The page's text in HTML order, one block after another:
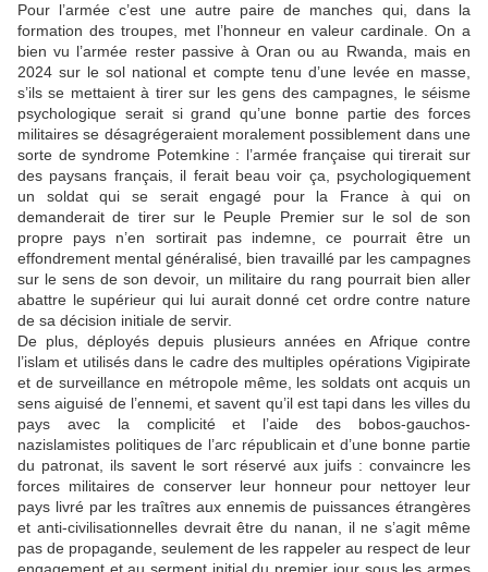
Pour l’armée c’est une autre paire de manches qui, dans la
formation des troupes, met l’honneur en valeur cardinale. On a
bien vu l’armée rester passive à Oran ou au Rwanda, mais en
2024 sur le sol national et compte tenu d’une levée en masse,
s’ils se mettaient à tirer sur les gens des campagnes, le séisme
psychologique serait si grand qu’une bonne partie des forces
militaires se désagrégeraient moralement possiblement dans une
sorte de syndrome Potemkine : l’armée française qui tirerait sur
des paysans français, il ferait beau voir ça, psychologiquement
un soldat qui se serait engagé pour la France à qui on
demanderait de tirer sur le Peuple Premier sur le sol de son
propre pays n’en sortirait pas indemne, ce pourrait être un
effondrement mental généralisé, bien travaillé par les campagnes
sur le sens de son devoir, un militaire du rang pourrait bien aller
abattre le supérieur qui lui aurait donné cet ordre contre nature
de sa décision initiale de servir.
De plus, déployés depuis plusieurs années en Afrique contre
l’islam et utilisés dans le cadre des multiples opérations Vigipirate
et de surveillance en métropole même, les soldats ont acquis un
sens aiguisé de l’ennemi, et savent qu’il est tapi dans les villes du
pays avec la complicité et l’aide des bobos-gauchos-
nazislamistes politiques de l’arc républicain et d’une bonne partie
du patronat, ils savent le sort réservé aux juifs : convaincre les
forces militaires de conserver leur honneur pour nettoyer leur
pays livré par les traîtres aux ennemis de puissances étrangères
et anti-civilisationnelles devrait être du nanan, il ne s’agit même
pas de propagande, seulement de les rappeler au respect de leur